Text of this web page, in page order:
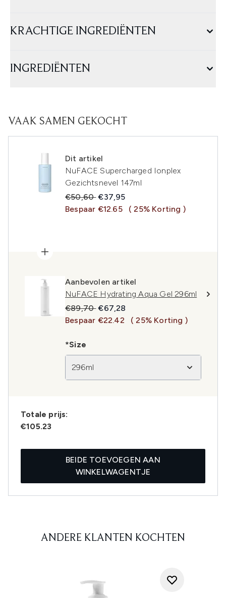
KRACHTIGE INGREDIËNTEN
INGREDIËNTEN
VAAK SAMEN GEKOCHT
Dit artikel
NuFACE Supercharged Ionplex
Gezichtsnevel 147ml
Recommended Retail Price:
€50,60Huidige prijs:
€37,95
Bespaar €12.65
( 25% Korting )
Aanbevolen artikel
NuFACE Hydrating Aqua Gel 296ml
Recommended Retail Price:
€89,70Huidige prijs:
€67,28
Bespaar €22.42
( 25% Korting )
*Size
296ml
Totale prijs:
€105.23
BEIDE TOEVOEGEN AAN
WINKELWAGENTJE
ANDERE KLANTEN KOCHTEN